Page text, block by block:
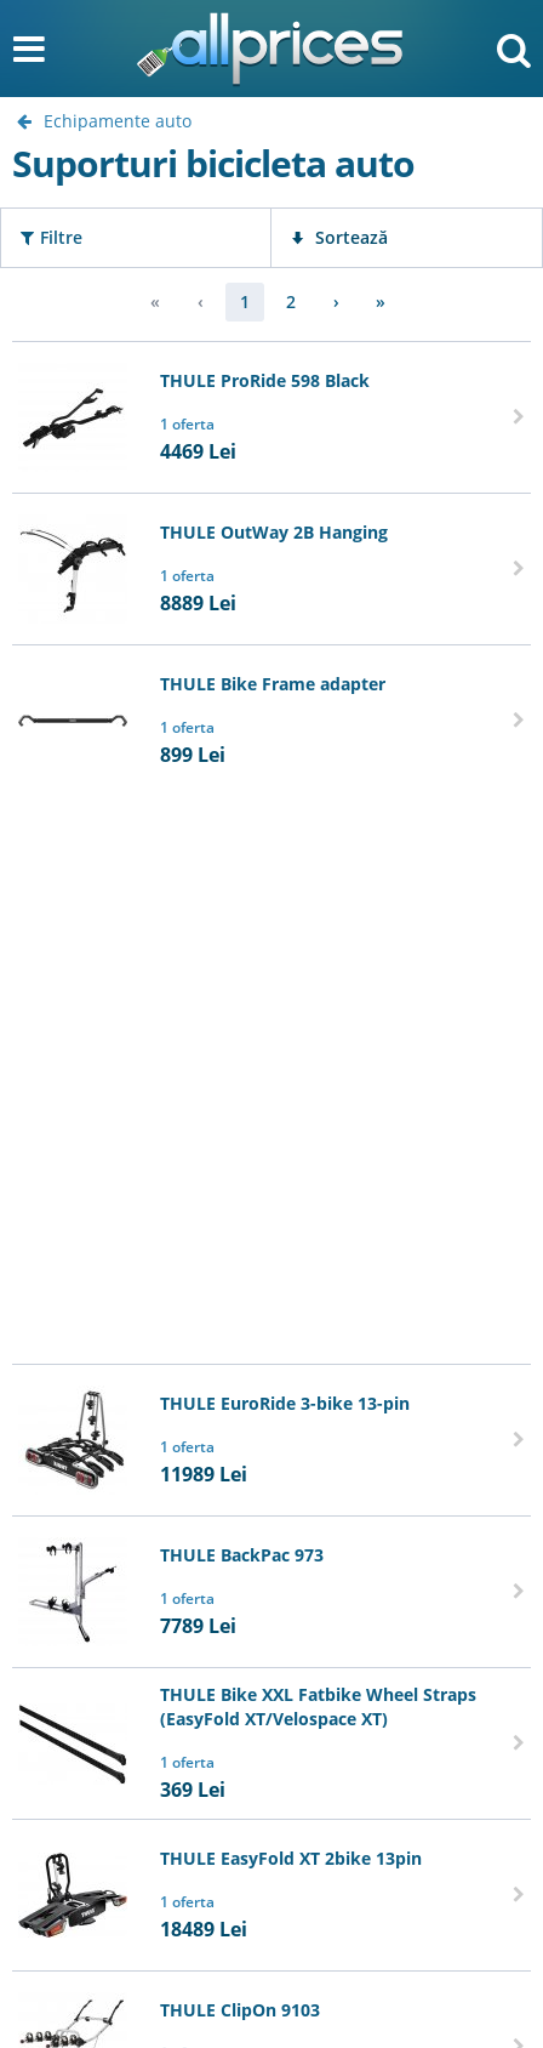
Echipamente auto
Suporturi bicicleta auto
Filtre Sortează
« ‹ 1 2 › »
THULE ProRide 598 Black
1 oferta
4469 Lei
THULE OutWay 2B Hanging
1 oferta
8889 Lei
THULE Bike Frame adapter
1 oferta
899 Lei
THULE EuroRide 3-bike 13-pin
1 oferta
11989 Lei
THULE BackPac 973
1 oferta
7789 Lei
THULE Bike XXL Fatbike Wheel Straps
(EasyFold XT/Velospace XT)
1 oferta
369 Lei
THULE EasyFold XT 2bike 13pin
1 oferta
18489 Lei
THULE ClipOn 9103